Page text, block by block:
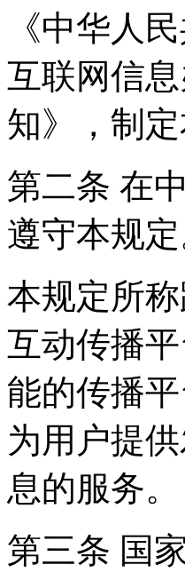
《中华人
互联网信
知》，制定
第二条 在
遵守本规定
本规定所
互动传播
能的传播
为用户提
息的服务。
第三条 国